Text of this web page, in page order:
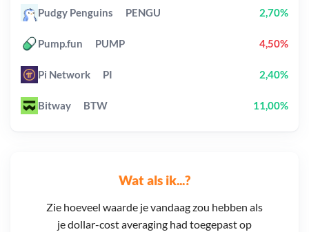
Wat als ik...?
Zie hoeveel waarde je vandaag zou hebben als
je dollar-cost averaging had toegepast op
Pudgy Penguins PENGU 2,70%
Pump.fun PUMP 4,50%
Pi Network PI 2,40%
Bitway BTW 11,00%